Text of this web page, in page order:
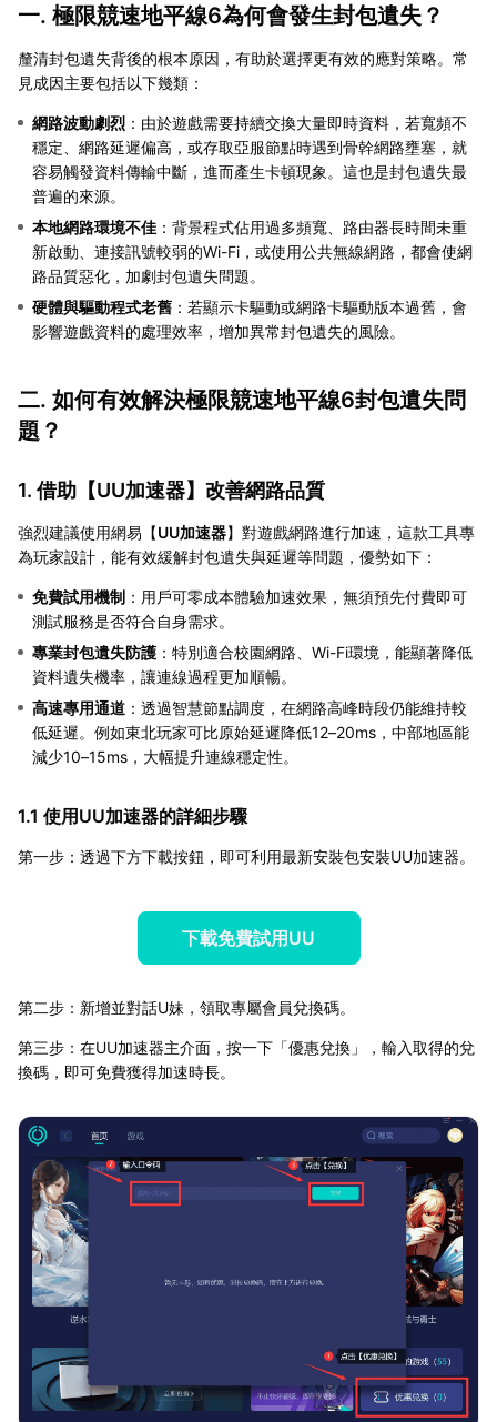
一. 極限競速地平線6為何會發生封包遺失？
釐清封包遺失背後的根本原因，有助於選擇更有效的應對策略。常
見成因主要包括以下幾類：
網路波動劇烈 ：由於遊戲需要持續交換大量即時資料，若寬頻不
穩定、網路延遲偏高，或存取亞服節點時遇到骨幹網路壅塞，就
容易觸發資料傳輸中斷，進而產生卡頓現象。這也是封包遺失最
普遍的來源。
本地網路環境不佳 ：背景程式佔用過多頻寬、路由器長時間未重
新啟動、連接訊號較弱的Wi-Fi，或使用公共無線網路，都會使網
路品質惡化，加劇封包遺失問題。
硬體與驅動程式老舊 ：若顯示卡驅動或網路卡驅動版本過舊，會
影響遊戲資料的處理效率，增加異常封包遺失的風險。
二. 如何有效解決極限競速地平線6封包遺失問
題？
1. 借助【UU加速器】改善網路品質
強烈建議使用網易【UU加速器】對遊戲網路進行加速，這款工具專
為玩家設計，能有效緩解封包遺失與延遲等問題，優勢如下：
免費試用機制 ：用戶可零成本體驗加速效果，無須預先付費即可
測試服務是否符合自身需求。
專業封包遺失防護 ：特別適合校園網路、Wi-Fi環境，能顯著降低
資料遺失機率，讓連線過程更加順暢。
高速專用通道 ：透過智慧節點調度，在網路高峰時段仍能維持較
低延遲。例如東北玩家可比原始延遲降低12–20ms，中部地區能
減少10–15ms，大幅提升連線穩定性。
1.1 使用UU加速器的詳細步驟
第一步：透過下方下載按鈕，即可利用最新安裝包安裝UU加速器。
下載免費試用UU
第二步：新增並對話U妹，領取專屬會員兌換碼。
第三步：在UU加速器主介面，按一下「優惠兌換」，輸入取得的兌
換碼，即可免費獲得加速時長。